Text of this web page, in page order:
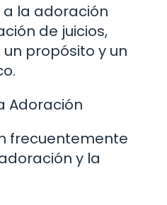
la adoración
de juicios,
propósito y un
Adoración
frecuentemente
y la